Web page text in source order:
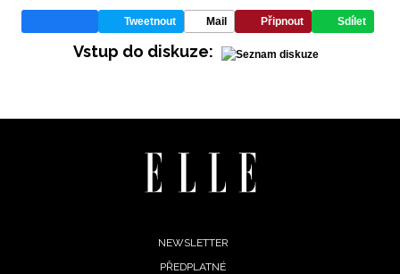
Tweetnout Mail Připnout Sdílet
Vstup do diskuze:
NEWSLETTER
PŘEDPLATNÉ